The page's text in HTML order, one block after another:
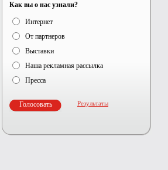
Как вы о нас узнали?
Интернет
От партнеров
Выставки
Наша рекламная рассылка
Пресса
Результаты